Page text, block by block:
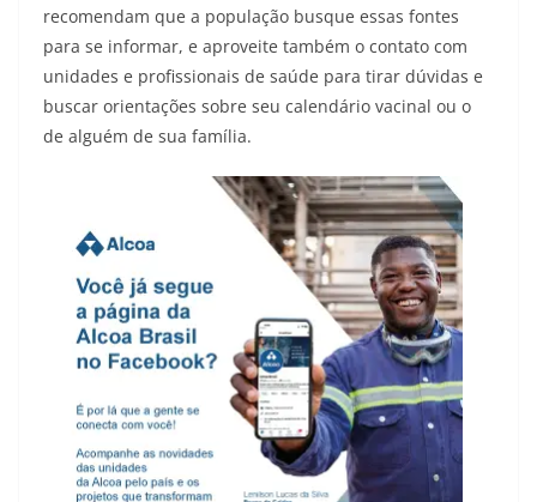
recomendam que a população busque essas fontes
para se informar, e aproveite também o contato com
unidades e profissionais de saúde para tirar dúvidas e
buscar orientações sobre seu calendário vacinal ou o
de alguém de sua família.